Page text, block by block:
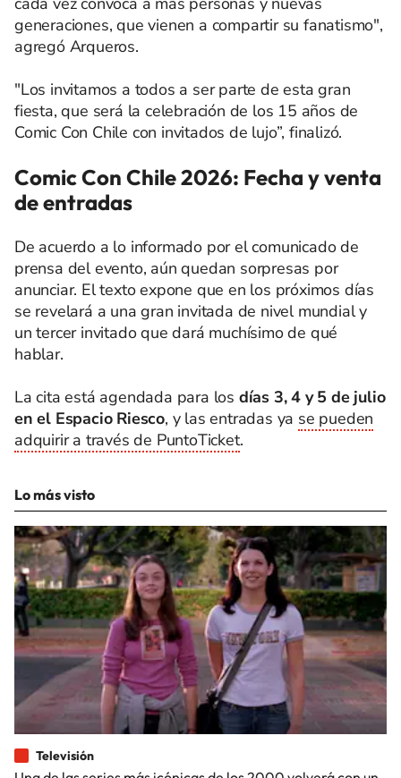
generaciones, que vienen a compartir su fanatismo",
agregó Arqueros.
"Los invitamos a todos a ser parte de esta gran
fiesta, que será la celebración de los 15 años de
Comic Con Chile con invitados de lujo”, finalizó.
Comic Con Chile 2026: Fecha y venta
de entradas
De acuerdo a lo informado por el comunicado de
prensa del evento, aún quedan sorpresas por
anunciar. El texto expone que en los próximos días
se revelará a una gran invitada de nivel mundial y
un tercer invitado que dará muchísimo de qué
hablar.
La cita está agendada para los días 3, 4 y 5 de julio
en el Espacio Riesco, y las entradas ya se pueden
adquirir a través de PuntoTicket.
Lo más visto
Televisión